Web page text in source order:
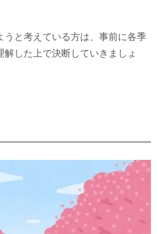
うと考えている方は、事前に各季
した上で決断していきましょ